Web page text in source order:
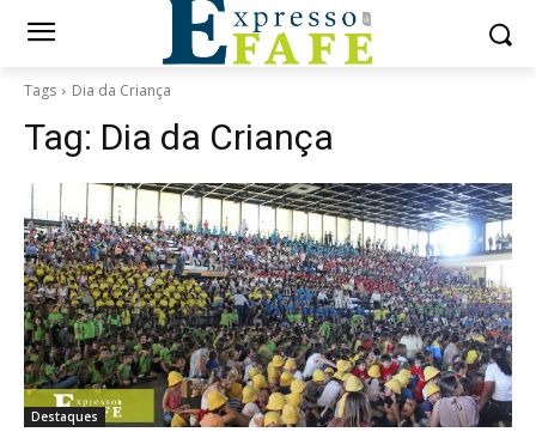
Tags Dia da Criança
Tag: Dia da Criança
Destaques